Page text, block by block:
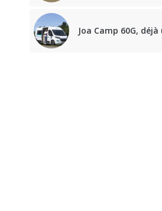
Joa Camp 60G,